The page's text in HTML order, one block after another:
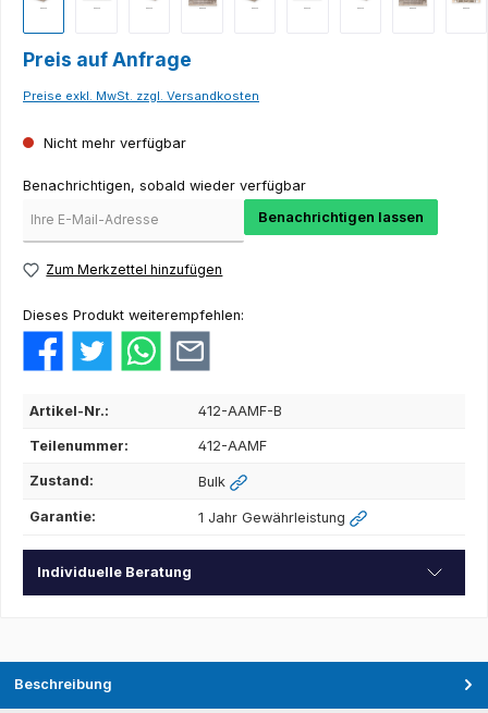
Preis auf Anfrage
Preise exkl. MwSt. zzgl. Versandkosten
Nicht mehr verfügbar
Benachrichtigen, sobald wieder verfügbar
Benachrichtigen lassen
Zum Merkzettel hinzufügen
Dieses Produkt weiterempfehlen:
Artikel-Nr.: 412-AAMF-B
Teilenummer: 412-AAMF
Zustand: Bulk
Garantie: 1 Jahr Gewährleistung
Individuelle Beratung
Beschreibung